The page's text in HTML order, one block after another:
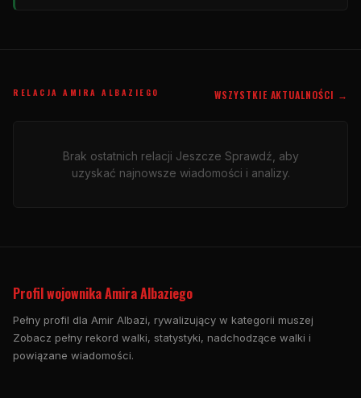
RELACJA AMIRA ALBAZIEGO WSZYSTKIE AKTUALNOŚCI →
Brak ostatnich relacji Jeszcze Sprawdź, aby
uzyskać najnowsze wiadomości i analizy.
Profil wojownika Amira Albaziego
Pełny profil dla Amir Albazi, rywalizujący w kategorii muszej
Zobacz pełny rekord walki, statystyki, nadchodzące walki i
powiązane wiadomości.